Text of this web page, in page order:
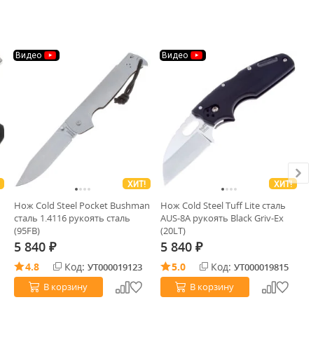
Видео
ХИТ!
Нож Cold Steel Pocket Bushman
сталь 1.4116 рукоять сталь
(95FB)
5 840 ₽
4.8 Код: УТ000019123
В корзину
Видео
ХИТ!
Нож Cold Steel Tuff Lite сталь
AUS-8A рукоять Black Griv-Ex
(20LT)
5 840 ₽
5.0 Код: УТ000019815
В корзину